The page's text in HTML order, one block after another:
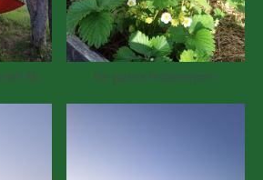
Gemütlich mit Zirkuszelt-Blick Ein gutes Erdbeerjahr